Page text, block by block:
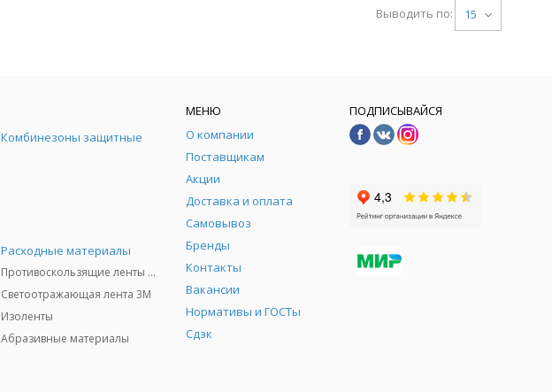
Выводить по: 15
Комбинезоны защитные
Расходные материалы
Противоскользящие ленты 3М
Светоотражающая лента 3M
Изоленты
Абразивные материалы
МЕНЮ
О компании
Поставщикам
Акции
Доставка и оплата
Самовывоз
Бренды
Контакты
Вакансии
Нормативы и ГОСТы
Сдэк
ПОДПИСЫВАЙСЯ